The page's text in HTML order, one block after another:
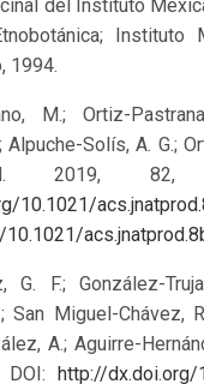
del Instituto
Instituto
1994.
M.; Ortiz-
Alpuche-Solís, A. G.;
2019, 82,
10.1021/
G. F.; González-
San Miguel-Chávez,
A.; Aguirre-
http://